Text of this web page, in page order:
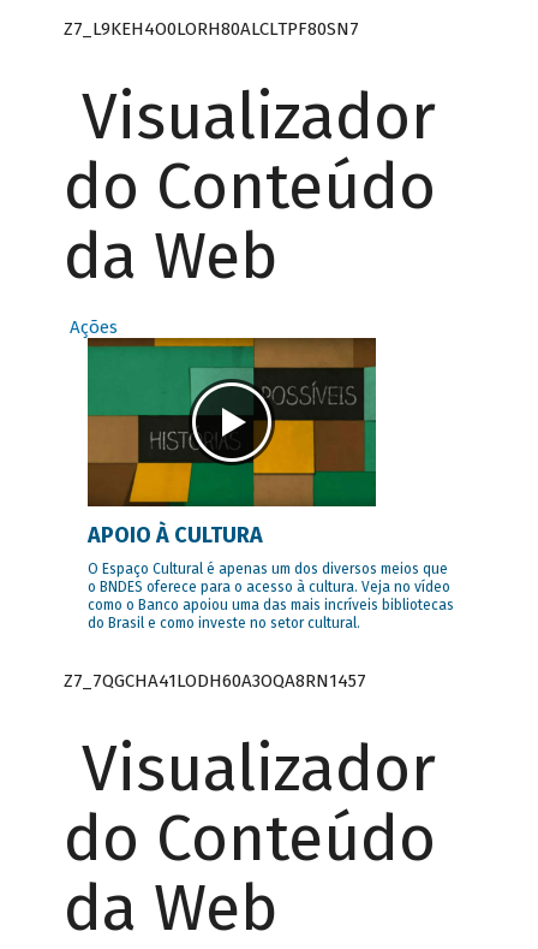
Z7_L9KEH4O0LORH80ALCLTPF80SN7
Visualizador
do Conteúdo
da Web
Ações
APOIO À CULTURA
O Espaço Cultural é apenas um dos diversos meios que
o BNDES oferece para o acesso à cultura. Veja no vídeo
como o Banco apoiou uma das mais incríveis bibliotecas
do Brasil e como investe no setor cultural.
Z7_7QGCHA41LODH60A3OQA8RN1457
Visualizador
do Conteúdo
da Web